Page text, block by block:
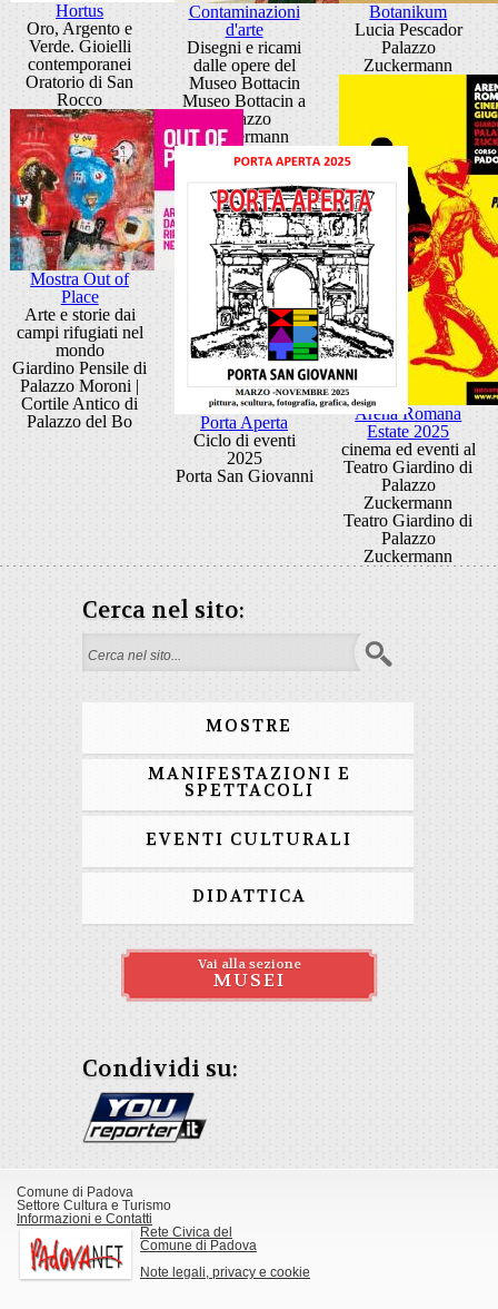
Hortus
Oro, Argento e
Verde. Gioielli
contemporanei
Oratorio di San
Rocco
Contaminazioni
d'arte
Disegni e ricami
dalle opere del
Museo Bottacin
Museo Bottacin a
Palazzo
Zuckermann
Botanikum
Lucia Pescador
Palazzo
Zuckermann
Arena Romana
Estate 2025
cinema ed eventi al
Teatro Giardino di
Palazzo
Zuckermann
Teatro Giardino di
Palazzo
Zuckermann
Mostra Out of
Place
Arte e storie dai
campi rifugiati nel
mondo
Giardino Pensile di
Palazzo Moroni |
Cortile Antico di
Palazzo del Bo
Porta Aperta
Ciclo di eventi
2025
Porta San Giovanni
Cerca nel sito:
Form di ricerca
MOSTRE
MANIFESTAZIONI E
SPETTACOLI
EVENTI CULTURALI
DIDATTICA
Vai alla sezione
MUSEI
Condividi su:
Comune di Padova
Settore Cultura e Turismo
Informazioni e Contatti
Rete Civica del
Comune di Padova
Note legali, privacy e cookie